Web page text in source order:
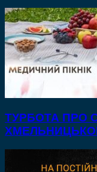
ТУРБОТА ПРО